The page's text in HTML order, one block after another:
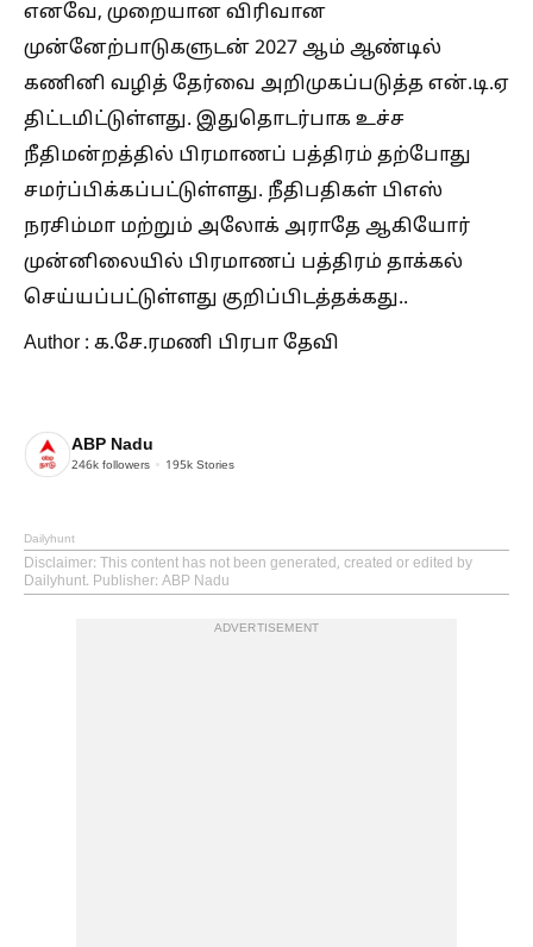
எனவே, முறையான விரிவான
முன்னேற்பாடுகளுடன் 2027 ஆம் ஆண்டில்
கணினி வழித் தேர்வை அறிமுகப்படுத்த என்.டி.ஏ
திட்டமிட்டுள்ளது. இதுதொடர்பாக உச்ச
நீதிமன்றத்தில் பிரமாணப் பத்திரம் தற்போது
சமர்ப்பிக்கப்பட்டுள்ளது. நீதிபதிகள் பிஎஸ்
நரசிம்மா மற்றும் அலோக் அராதே ஆகியோர்
முன்னிலையில் பிரமாணப் பத்திரம் தாக்கல்
செய்யப்பட்டுள்ளது குறிப்பிடத்தக்கது..
Author : க.சே.ரமணி பிரபா தேவி
ABP Nadu
246k followers 195k Stories
Dailyhunt
Disclaimer: This content has not been generated, created or edited by
Dailyhunt. Publisher: ABP Nadu
ADVERTISEMENT